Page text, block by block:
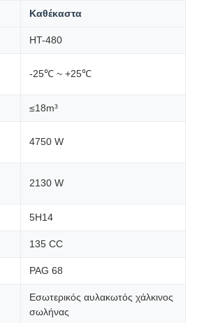
Καθέκαστα
HT-480
-25℃ ~ +25℃
≤18m³
4750 W
2130 W
5Η14
135 CC
PAG 68
Εσωτερικός αυλακωτός χάλκινος
σωλήνας